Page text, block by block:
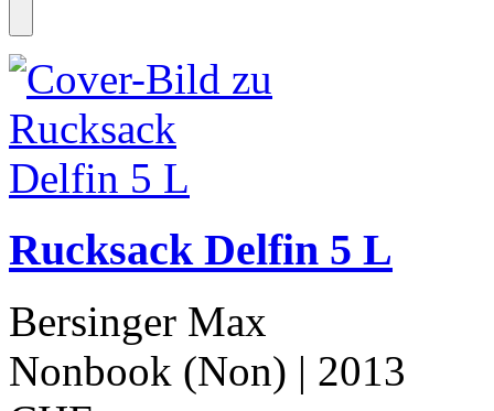
Rucksack Delfin 5 L
Bersinger Max
Nonbook (Non) | 2013